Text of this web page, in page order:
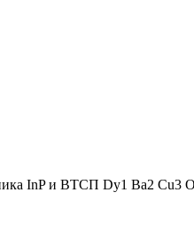
InP и ВТСП Dy1 Ba2 Cu3